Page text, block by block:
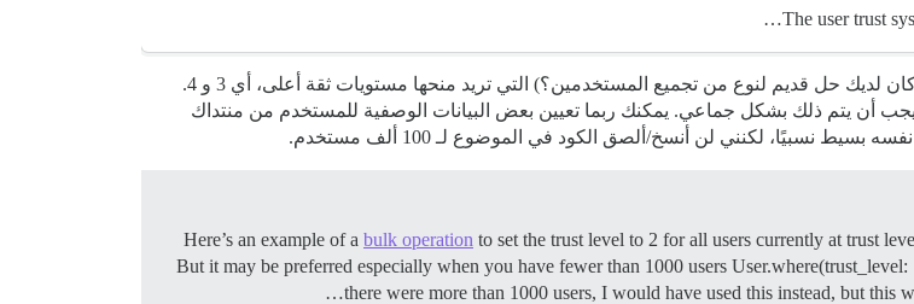
The user trust
بعد ذلك، إذا كنت أنا، فسأحدد عددًا قليلاً من مجموعات المستخدمين (ربما كان لديك حل قديم لنوع من تجميع المستخدمين؟) التي تريد منحها مستويات ثقة أعلى، أي 3 و 4.
هذه عملية يدوية في الغالب. بالنسبة للمستويات الأدنى، أي 1 و 2، يجب أن يتم ذلك بشكل جماعي. يمكنك ربما تعيين بعض البيانات الوصفية للمستخدم من منتداك
نسبيًا، لكنني لن أنسخ/ألصق الكود في الموضوع لـ 100 ألف مستخدم.
Here’s an example of a bulk operation to set the trust level to 2 for all users currently at trust
But it may be preferred especially when you have fewer than 1000 users
there were more than 1000 users, I would have used this instead, but